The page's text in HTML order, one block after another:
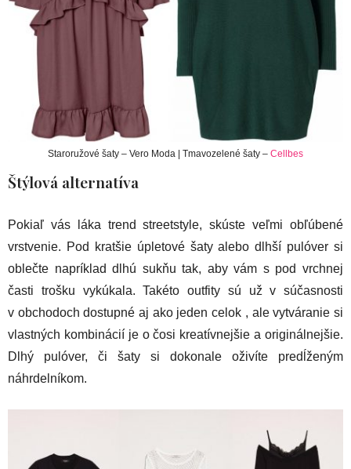
Staroružové šaty – Vero Moda | Tmavozelené šaty – Cellbes
Štýlová alternatíva
Pokiaľ vás láka trend streetstyle, skúste veľmi obľúbené
vrstvenie. Pod kratšie úpletové šaty alebo dlhší pulóver si
oblečte napríklad dlhú sukňu tak, aby vám s pod vrchnej
časti trošku vykúkala. Takéto outfity sú už v súčasnosti
v obchodoch dostupné aj ako jeden celok , ale vytváranie si
vlastných kombinácií je o čosi kreatívnejšie a originálnejšie.
Dlhý pulóver, či šaty si dokonale oživíte predĺženým
náhrdelníkom.